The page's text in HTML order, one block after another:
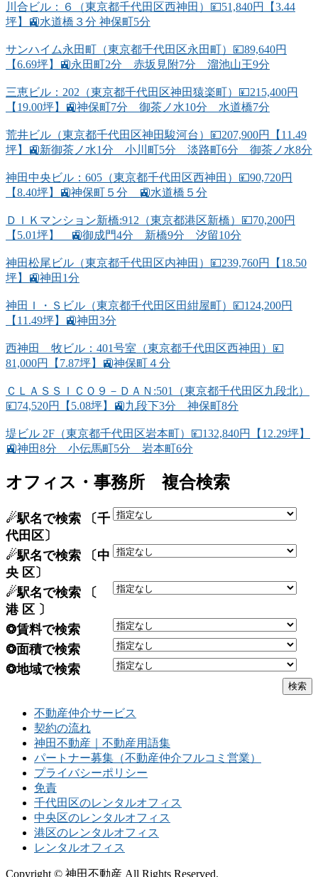
川合ビル：６（東京都千代田区西神田）💴51,840円【3.44
坪】🚉水道橋３分 神保町5分
サンハイム永田町（東京都千代田区永田町）💴89,640円
【6.69坪】🚉永田町2分 赤坂見附7分 溜池山王9分
三恵ビル：202（東京都千代田区神田猿楽町）💴215,400円
【19.00坪】🚉神保町7分 御茶ノ水10分 水道橋7分
荒井ビル（東京都千代田区神田駿河台）💴207,900円【11.49
坪】🚉新御茶ノ水1分 小川町5分 淡路町6分 御茶ノ水8分
神田中央ビル：605（東京都千代田区西神田）💴90,720円
【8.40坪】🚉神保町５分 🚉水道橋５分
ＤＩＫマンション新橋:912（東京都港区新橋）💴70,200円
【5.01坪】 🚉御成門4分 新橋9分 汐留10分
神田松尾ビル（東京都千代田区内神田）💴239,760円【18.50
坪】🚉神田1分
神田Ｉ・Ｓビル（東京都千代田区田紺屋町）💴124,200円
【11.49坪】🚉神田3分
西神田 牧ビル：401号室（東京都千代田区西神田）💴
81,000円【7.87坪】🚉神保町４分
ＣＬＡＳＳＩＣＯ９－ＤＡＮ:501（東京都千代田区九段北）
💴74,520円【5.08坪】🚉九段下3分 神保町8分
堤ビル 2F（東京都千代田区岩本町）💴132,840円【12.29坪】
🚉神田8分 小伝馬町5分 岩本町6分
オフィス・事務所 複合検索
☄駅名で検索 〔千
代田区〕
☄駅名で検索 〔中
央 区〕
☄駅名で検索 〔
港 区 〕
❂賃料で検索
❂面積で検索
❂地域で検索
不動産仲介サービス
契約の流れ
神田不動産｜不動産用語集
パートナー募集（不動産仲介フルコミ営業）
プライバシーポリシー
免責
千代田区のレンタルオフィス
中央区のレンタルオフィス
港区のレンタルオフィス
レンタルオフィス
Copyright © 神田不動産 All Rights Reserved.